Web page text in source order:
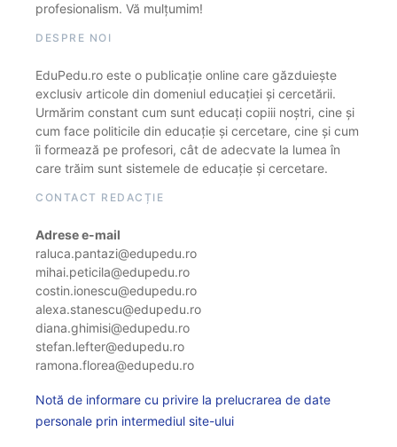
profesionalism. Vă mulțumim!
DESPRE NOI
EduPedu.ro este o publicație online care găzduiește
exclusiv articole din domeniul educației și cercetării.
Urmărim constant cum sunt educați copiii noștri, cine și
cum face politicile din educație și cercetare, cine și cum
îi formează pe profesori, cât de adecvate la lumea în
care trăim sunt sistemele de educație și cercetare.
CONTACT REDACȚIE
Adrese e-mail
raluca.pantazi@edupedu.ro
mihai.peticila@edupedu.ro
costin.ionescu@edupedu.ro
alexa.stanescu@edupedu.ro
diana.ghimisi@edupedu.ro
stefan.lefter@edupedu.ro
ramona.florea@edupedu.ro
Notă de informare cu privire la prelucrarea de date
personale prin intermediul site-ului